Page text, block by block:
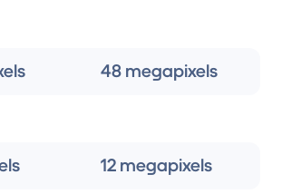
48 megapixels
12 megapixels